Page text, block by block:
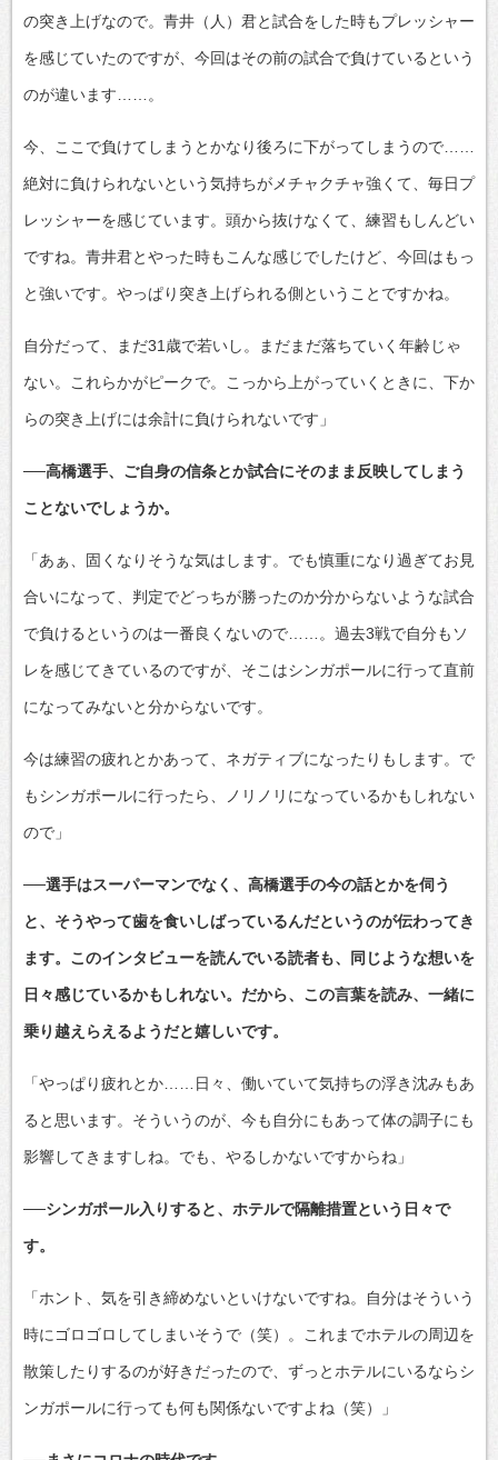
の突き上げなので。青井（人）君と試合をした時もプレッシャー
を感じていたのですが、今回はその前の試合で負けているという
のが違います……。
今、ここで負けてしまうとかなり後ろに下がってしまうので……
絶対に負けられないという気持ちがメチャクチャ強くて、毎日プ
レッシャーを感じています。頭から抜けなくて、練習もしんどい
ですね。青井君とやった時もこんな感じでしたけど、今回はもっ
と強いです。やっぱり突き上げられる側ということですかね。
自分だって、まだ31歳で若いし。まだまだ落ちていく年齢じゃ
ない。これらかがピークで。こっから上がっていくときに、下か
らの突き上げには余計に負けられないです」
──高橋選手、ご自身の信条とか試合にそのまま反映してしまう
ことないでしょうか。
「あぁ、固くなりそうな気はします。でも慎重になり過ぎてお見
合いになって、判定でどっちが勝ったのか分からないような試合
で負けるというのは一番良くないので……。過去3戦で自分もソ
レを感じてきているのですが、そこはシンガポールに行って直前
になってみないと分からないです。
今は練習の疲れとかあって、ネガティブになったりもします。で
もシンガポールに行ったら、ノリノリになっているかもしれない
ので」
──選手はスーパーマンでなく、高橋選手の今の話とかを伺う
と、そうやって歯を食いしばっているんだというのが伝わってき
ます。このインタビューを読んでいる読者も、同じような想いを
日々感じているかもしれない。だから、この言葉を読み、一緒に
乗り越えらえるようだと嬉しいです。
「やっぱり疲れとか……日々、働いていて気持ちの浮き沈みもあ
ると思います。そういうのが、今も自分にもあって体の調子にも
影響してきますしね。でも、やるしかないですからね」
──シンガポール入りすると、ホテルで隔離措置という日々で
す。
「ホント、気を引き締めないといけないですね。自分はそういう
時にゴロゴロしてしまいそうで（笑）。これまでホテルの周辺を
散策したりするのが好きだったので、ずっとホテルにいるならシ
ンガポールに行っても何も関係ないですよね（笑）」